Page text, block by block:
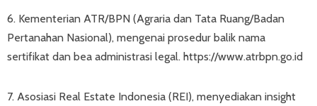
6. Kementerian ATR/BPN (Agraria dan Tata Ruang/Badan
Pertanahan Nasional), mengenai prosedur balik nama
sertifikat dan bea administrasi legal. https://www.atrbpn.go.id
7. Asosiasi Real Estate Indonesia (REI), menyediakan insight